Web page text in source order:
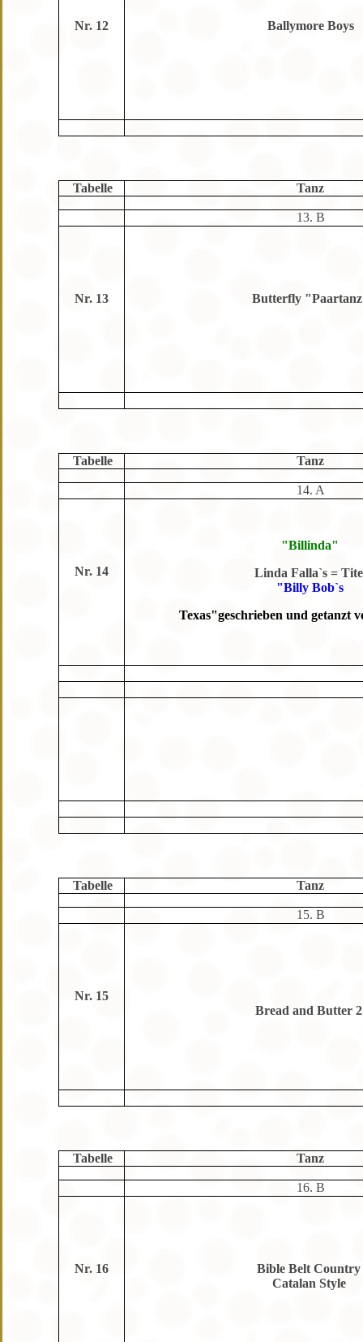
Nr. 12 Ballymore Boys
Tabelle Tanz
13. B
Nr. 13 Butterfly
Tabelle Tanz
14. A
Nr. 14
"Billinda"
Linda Falla`s =
"Billy Bob`s
Texas"geschrieben und getanzt
Tabelle Tanz
15. B
Nr. 15
Bread and Butter 2
Tabelle Tanz
16. B
Nr. 16
Bible Belt Country
Catalan Style